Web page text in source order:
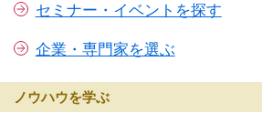
セミナー・イベントを探す
企業・専門家を選ぶ
ノウハウを学ぶ